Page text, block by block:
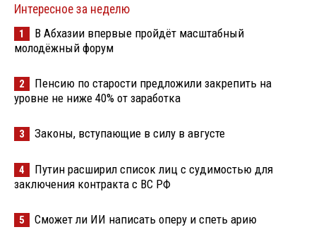
Интересное за неделю
1
В Абхазии впервые пройдёт масштабный
молодёжный форум
2
Пенсию по старости предложили закрепить на
уровне не ниже 40% от заработка
3 Законы, вступающие в силу в августе
4
Путин расширил список лиц с судимостью для
заключения контракта с ВС РФ
5 Сможет ли ИИ написать оперу и спеть арию